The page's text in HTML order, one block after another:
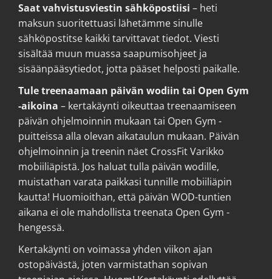
Saat vahvistusviestin sähköpostiisi – heti
maksun suoritettuasi lähetämme sinulle
sähköpostitse kaikki tarvittavat tiedot. Viesti
sisältää muun muassa saapumisohjeet ja
sisäänpääsytiedot, jotta pääset helposti paikalle.
Tule treenaamaan päivän wodiin tai Open Gym
-aikoina – kertakäynti oikeuttaa treenaamiseen
päivän ohjelmoinnin mukaan tai Open Gym -
puitteissa alla olevan aikataulun mukaan. Päivän
ohjelmoinnin ja treenin näet CrossFit Varikko
mobiiliäpistä. Jos haluat tulla päivän wodille,
muistathan varata paikkasi tunnille mobiiliäpin
kautta! Huomioithan, että päivän WOD-tuntien
aikana ei ole mahdollista treenata Open Gym -
hengessä.
Kertakäynti on voimassa yhden viikon ajan
ostopäivästä, joten varmistathan sopivan